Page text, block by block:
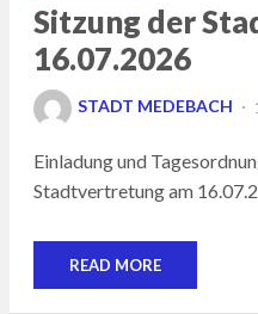
Sitzung der
16.07.2026
STADT MEDEBACH
Einladung und
Stadtvertretung am
READ MORE